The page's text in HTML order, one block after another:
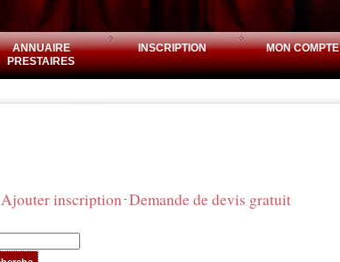
ANNUAIRE
PRESTAIRES
INSCRIPTION MON COMPTE
Ajouter inscription - Demande de devis gratuit